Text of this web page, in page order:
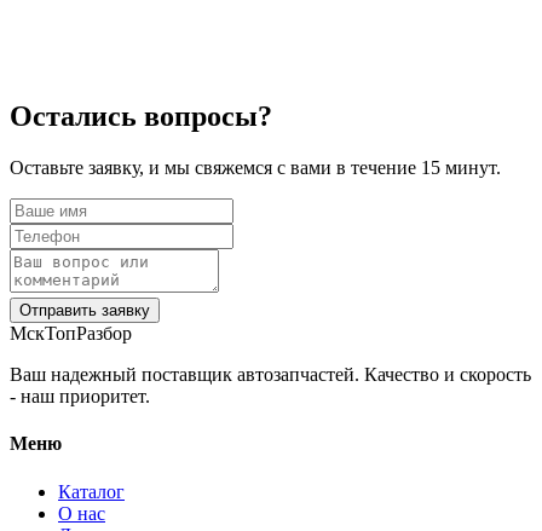
Остались вопросы?
Оставьте заявку, и мы свяжемся с вами в течение 15 минут.
Отправить заявку
МскТопРазбор
Ваш надежный поставщик автозапчастей. Качество и скорость
- наш приоритет.
Меню
Каталог
О нас